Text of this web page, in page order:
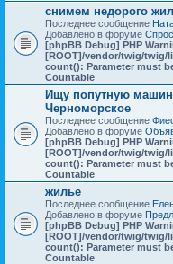
снимем недорого
Последнее сообщение
Добавлено в форуме
[phpBB Debug] PHP
[ROOT]/vendor/twig/twig/
count(): Parameter must
Countable
Ищу попутную
Черноморское
Последнее сообщение
Добавлено в форуме
[phpBB Debug] PHP
[ROOT]/vendor/twig/twig/
count(): Parameter must
Countable
жилье
Последнее сообщение
Добавлено в форуме
[phpBB Debug] PHP
[ROOT]/vendor/twig/twig/
count(): Parameter must
Countable